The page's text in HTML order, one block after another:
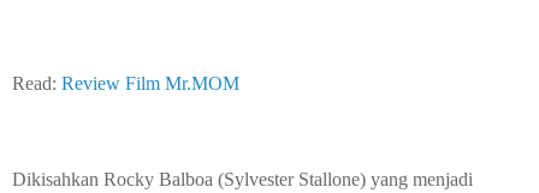
Read: Review Film Mr.MOM
Dikisahkan Rocky Balboa (Sylvester Stallone) yang menjadi